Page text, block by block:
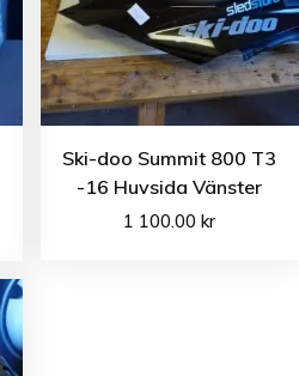
Ski-doo Summit 800 T3
-16 Huvsida Vänster
1 100.00kr